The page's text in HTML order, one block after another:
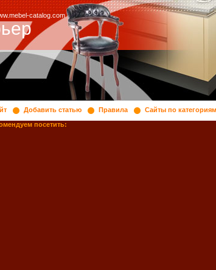
catalog.com
Добавить статью Правила Сайты по категориям
посетить: